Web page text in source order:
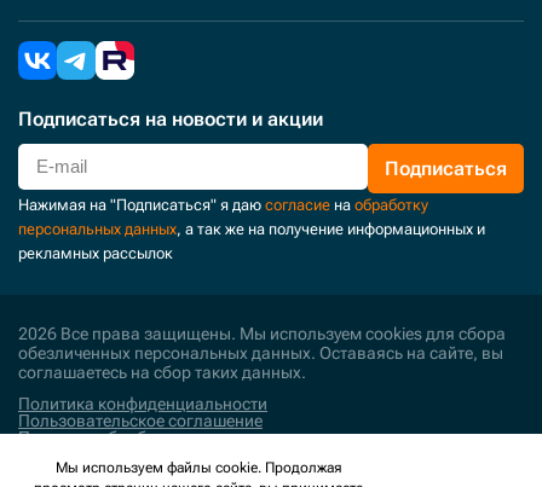
Подписаться на новости и акции
Подписаться
Нажимая на "Подписаться" я даю согласие на обработку
персональных данных, а так же на получение информационных и
рекламных рассылок
2026 Все права защищены. Мы используем cookies для сбора
обезличенных персональных данных. Оставаясь на сайте, вы
соглашаетесь на сбор таких данных.
Политика конфиденциальности
Пользовательское соглашение
Политика обработки персональных данных
Мы используем файлы cookie. Продолжая